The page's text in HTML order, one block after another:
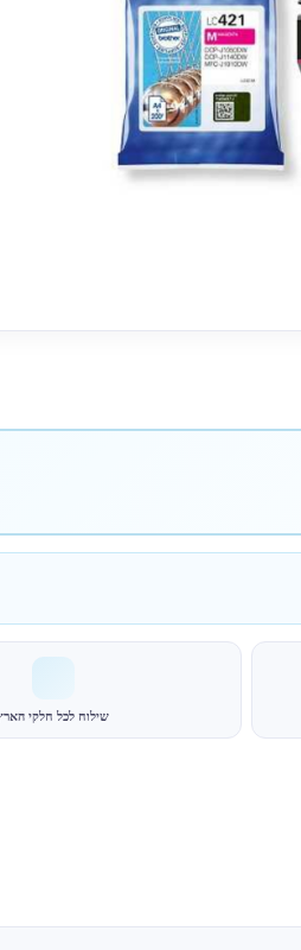
שילוח לכל חלקי